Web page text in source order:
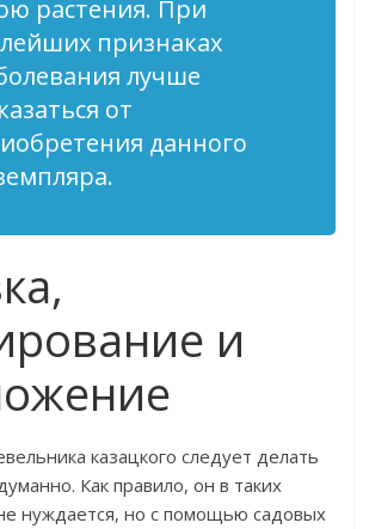
растения. При
признаках
лучше
от
данного
и
казацкого следует делать
Как правило, он в таких
нуждается, но с помощью садовых